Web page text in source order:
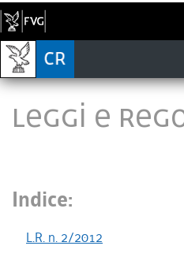
LEGGI E
Indice:
L.R. n. 2/2012